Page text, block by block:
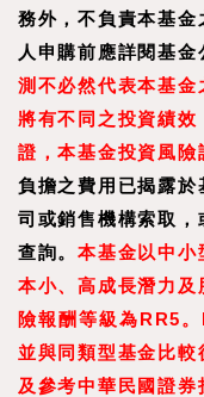
務外，不負責本基金
人申購前應詳閱基金
測不必然代表本基金
將有不同之投資績效
證，本基金投資風險
負擔之費用已揭露
司或銷售機構索取
查詢。本基金以中小
本小、高成長潛力及
險報酬等級為RR5
並與同類型基金比較
及參考中華民國證